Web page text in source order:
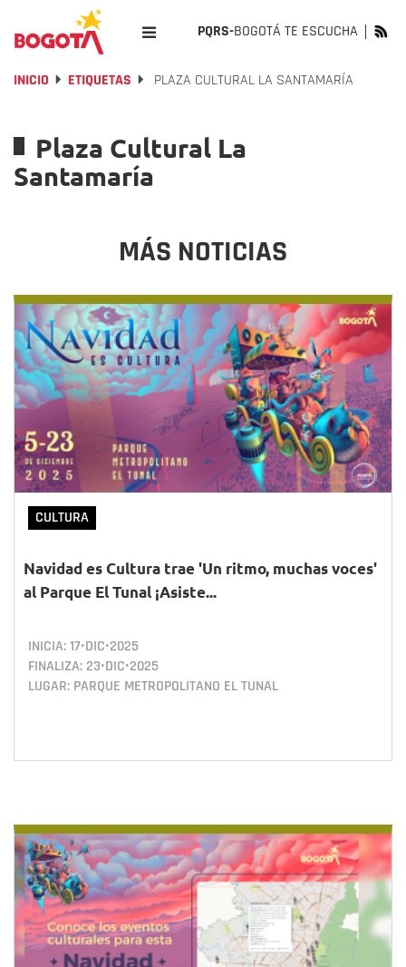
PQRS-BOGOTÁ TE ESCUCHA
INICIO ETIQUETAS PLAZA CULTURAL LA SANTAMARÍA
Plaza Cultural La
Santamaría
MÁS NOTICIAS
CULTURA
Navidad es Cultura trae 'Un ritmo, muchas voces'
al Parque El Tunal ¡Asiste...
INICIA:17•DIC•2025
FINALIZA: 23•DIC•2025
LUGAR: PARQUE METROPOLITANO EL TUNAL